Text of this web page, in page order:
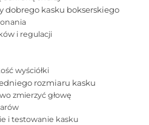
dobrego kasku bokserskiego
i regulacji
wyściółki
rozmiaru kasku
zmierzyć głowę
i testowanie kasku